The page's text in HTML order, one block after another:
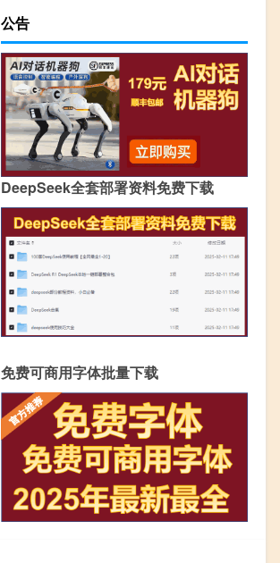
公告
DeepSeek全套部署资料免费下载
免费可商用字体批量下载